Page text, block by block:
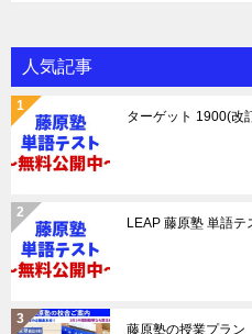
人気記事
ターゲット 1900(改
LEAP 藤原塾 単語テ
藤原塾の授業プラン